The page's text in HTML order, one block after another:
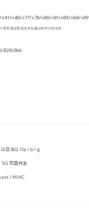
n48/n77/n78/n80/n81/n83/n84/n89
B28/B66
频段需运营商发布后通过软件升级支持
及 802.11a / b / g
双路并发
/ MIHC